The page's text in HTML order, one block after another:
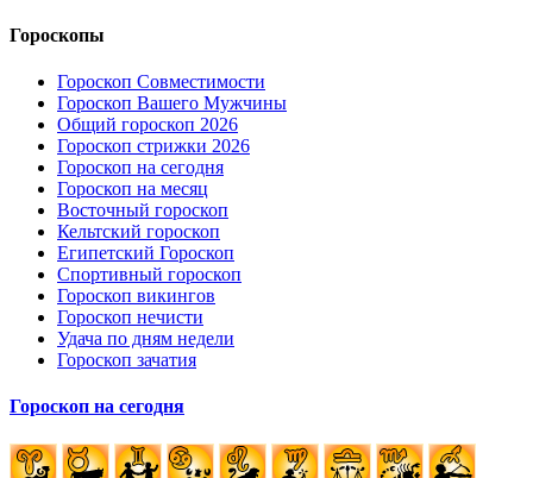
Гороскопы
Гороскоп Совместимости
Гороскоп Вашего Мужчины
Общий гороскоп 2026
Гороскоп стрижки 2026
Гороскоп на сегодня
Гороскоп на месяц
Восточный гороскоп
Кельтский гороскоп
Египетский Гороскоп
Спортивный гороскоп
Гороскоп викингов
Гороскоп нечисти
Удача по дням недели
Гороскоп зачатия
Гороскоп на сегодня